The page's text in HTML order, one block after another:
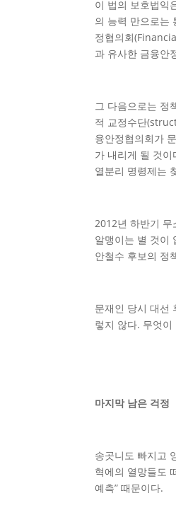
이 법의 보호법익
의 능력 만으로는
정협의회
과 유사한 금융안
그 다음으로는 정
적 교정수단
융안정협의회가
가 내리게 될 것
열분리 명령제는
2012년 하반기
알맹이는 별 것이
안철수 후보의 정
문재인 당시 대선
렇지 않다. 무엇
마지막 남은 걱정
송곳니도 빠지고
혁에의 열망들도
예측” 때문이다.